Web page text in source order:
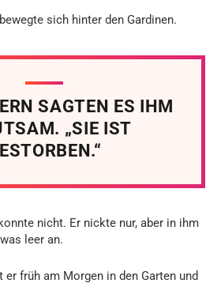
sich hinter den Gardinen.
SAGTEN ES IHM
„SIE IST
nicht. Er nickte nur, aber in ihm
leer an.
er früh am Morgen in den Garten und